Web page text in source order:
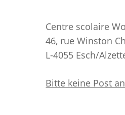
Centre scolaire
46, rue Winston
L-4055 Esch/
Bitte keine Post